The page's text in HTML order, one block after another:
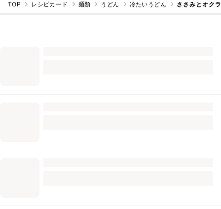
TOP レシピカード 麺類 うどん 冷たいうどん ささみとオク